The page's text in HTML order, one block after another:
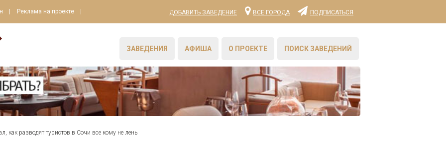
Реклама на проекте ДОБАВИТЬ ЗАВЕДЕНИЕ ВСЕ ГОРОДА ПОДПИСАТЬСЯ
ЗАВЕДЕНИЯ АФИША О ПРОЕКТЕ ПОИСК ЗАВЕДЕНИЙ
как разводят туристов в Сочи все кому не лень